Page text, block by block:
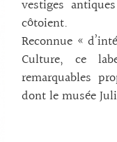
vestiges
côtoient.
Reconnue «
Culture, ce
remarquables
dont le musée